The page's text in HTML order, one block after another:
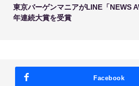
東京バーゲンマニアがLINE「NEWS
年連続大賞を受賞
Facebook